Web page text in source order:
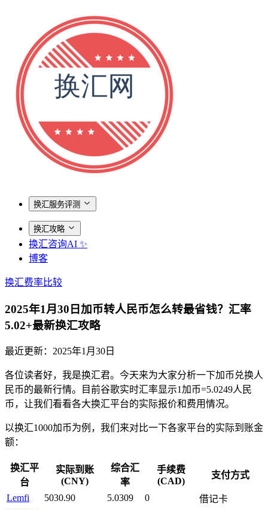
换汇服务评测
换汇攻略
换汇咨询AI ✨
博客
换汇费率比较
2025年1月30日加币转人民币怎么转最省钱？汇率
5.02+最新换汇攻略
最近更新： 2025年1月30日
各位读者好，我是换汇君。今天来为大家分析一下加币兑换人
民币的最新行情。目前谷歌实时汇率显示1加币=5.0249人民
币，让我们看看各大换汇平台的实际报价和费用情况。
以换汇1000加币为例，我们来对比一下各家平台的实际到账金
额：
换汇平
台
实际到账
(CNY)
综合汇
率
手续费
(CAD)
支付方式
Lemfi 5030.90 5.0309 0
借记卡